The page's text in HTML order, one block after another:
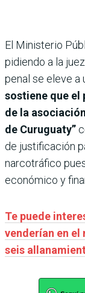
El Ministerio
pidiendo a la
penal se eleve a
sostiene que el
de la
de Curuguaty”
de justificación
narcotráfico
económico y
Te puede
venderían en el
seis